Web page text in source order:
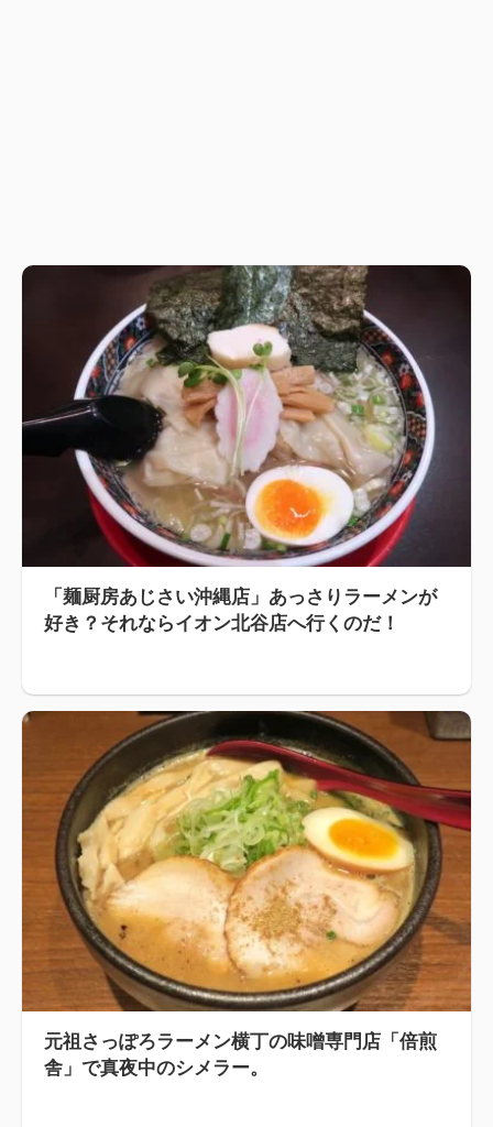
「麺厨房あじさい沖縄店」あっさりラーメンが
好き？それならイオン北谷店へ行くのだ！
元祖さっぽろラーメン横丁の味噌専門店「倍煎
舎」で真夜中のシメラー。